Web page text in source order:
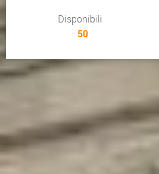
Disponibili
50